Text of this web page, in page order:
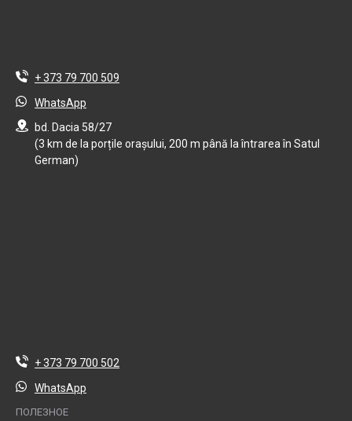
+ 373 79 700 509
WhatsApp
bd. Dacia 58/27
(3 km de la porțile orașului, 200 m până la întrarea în Satul
German)
+ 373 79 700 502
WhatsApp
ПОЛЕЗНОЕ